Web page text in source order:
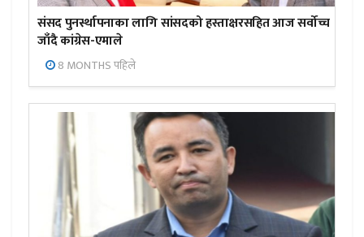
संसद पुनर्स्थापनाका लागि सांसदको हस्ताक्षरसहित आज सर्वोच्च
जाँदै कांग्रेस-एमाले
8 MONTHS पहिले